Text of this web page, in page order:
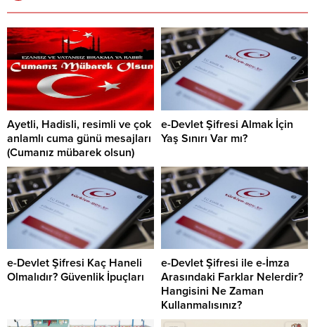
Ayetli, Hadisli, resimli ve çok
anlamlı cuma günü mesajları
(Cumanız mübarek olsun)
e-Devlet Şifresi Almak İçin
Yaş Sınırı Var mı?
e-Devlet Şifresi Kaç Haneli
Olmalıdır? Güvenlik İpuçları
e-Devlet Şifresi ile e-İmza
Arasındaki Farklar Nelerdir?
Hangisini Ne Zaman
Kullanmalısınız?